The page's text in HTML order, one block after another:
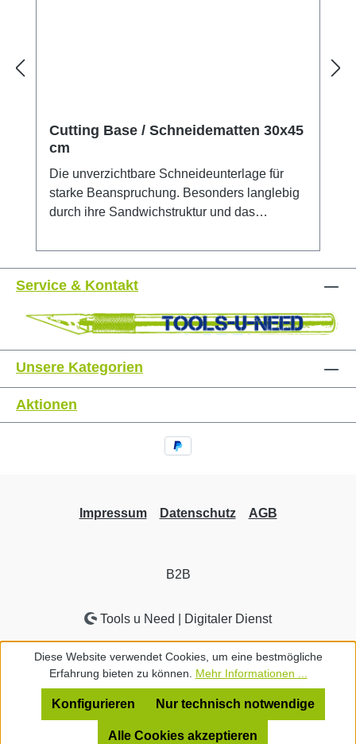
Cutting Base / Schneidematten 30x45
cm
Die unverzichtbare Schneideunterlage für
starke Beanspruchung. Besonders langlebig
durch ihre Sandwichstruktur und das
Die Matte ist fünfach beschichtet und mit
10/50mm Skalenaufdruck auf der
Schneidefläche versehen. Eine Seite grün,
Service & Kontakt
Unsere Kategorien
Aktionen
Impressum Datenschutz AGB
B2B
Tools u Need | Digitaler Dienst
Diese Website verwendet Cookies, um eine bestmögliche
Erfahrung bieten zu können. Mehr Informationen ...
Nur technisch notwendige
Konfigurieren
Alle Cookies akzeptieren